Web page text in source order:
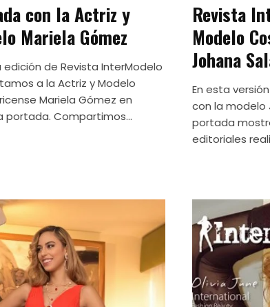
con la Actriz y
Mariela Gómez
edición de Revista InterModelo
a la Actriz y Modelo
Mariela Gómez en
portada. Compartimos...
Revista
Modelo
Johana
En esta
con la modelo
portada
editoriales